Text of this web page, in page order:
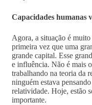
Capacidades humanas
Agora, a situação é
primeira vez que uma
grande capital. Esse
e influência. Não é mais
trabalhando na teoria da
ninguém estava
relatividade. Hoje, estão
importante.